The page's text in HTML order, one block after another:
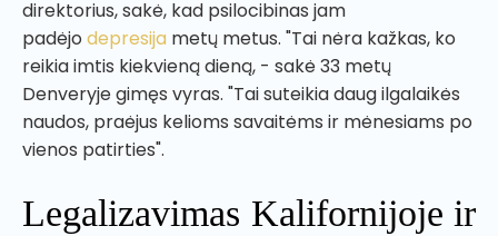
direktorius, sakė, kad psilocibinas jam
padėjo depresija metų metus. "Tai nėra kažkas, ko
reikia imtis kiekvieną dieną, - sakė 33 metų
Denveryje gimęs vyras. "Tai suteikia daug ilgalaikės
naudos, praėjus kelioms savaitėms ir mėnesiams po
vienos patirties".
Legalizavimas Kalifornijoje ir